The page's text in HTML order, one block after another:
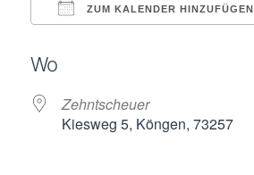
ZUM KALENDER HINZUFÜGEN
Wo
Zehntscheuer
Kiesweg 5, Köngen, 73257